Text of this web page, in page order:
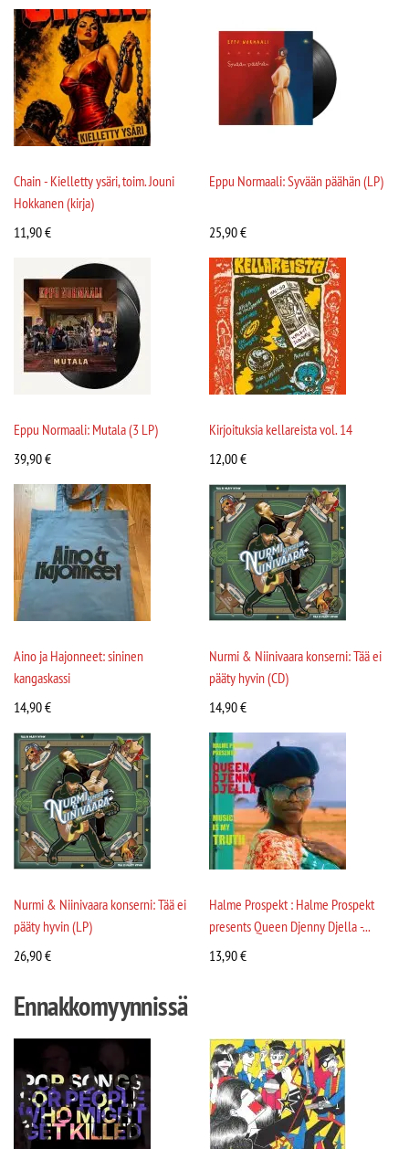
Chain - Kielletty ysäri, toim. Jouni
Hokkanen (kirja)
11,90€
Eppu Normaali: Syvään päähän (LP)
25,90€
Eppu Normaali: Mutala (3 LP)
39,90€
Kirjoituksia kellareista vol. 14
12,00€
Aino ja Hajonneet: sininen
kangaskassi
14,90€
Nurmi & Niinivaara konserni: Tää ei
pääty hyvin (CD)
14,90€
Nurmi & Niinivaara konserni: Tää ei
pääty hyvin (LP)
26,90€
Halme Prospekt : Halme Prospekt
presents Queen Djenny Djella -...
13,90€
Ennakkomyynnissä